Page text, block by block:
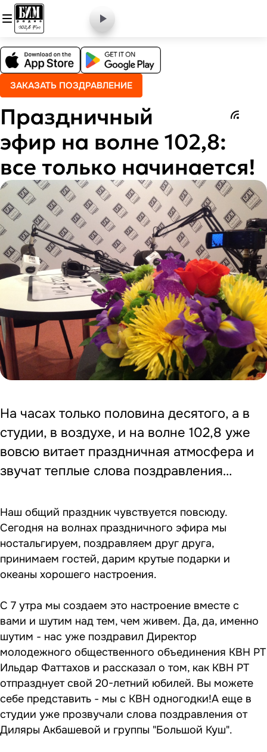
ЗАКАЗАТЬ ПОЗДРАВЛЕНИЕ
Праздничный
эфир на волне 102,8:
все только начинается!
На часах только половина десятого, а в
студии, в воздухе, и на волне 102,8 уже
вовсю витает праздничная атмосфера и
звучат теплые слова поздравления…
Наш общий праздник чувствуется повсюду.
Сегодня на волнах праздничного эфира мы
ностальгируем, поздравляем друг друга,
принимаем гостей, дарим крутые подарки и
океаны хорошего настроения.
С 7 утра мы создаем это настроение вместе с
вами и шутим над тем, чем живем. Да, да, именно
шутим - нас уже поздравил Директор
молодежного общественного объединения КВН РТ
Ильдар Фаттахов и рассказал о том, как КВН РТ
отпразднует свой 20-летний юбилей. Вы можете
себе представить - мы с КВН одногодки!А еще в
студии уже прозвучали слова поздравления от
Диляры Акбашевой и группы "Большой Куш".